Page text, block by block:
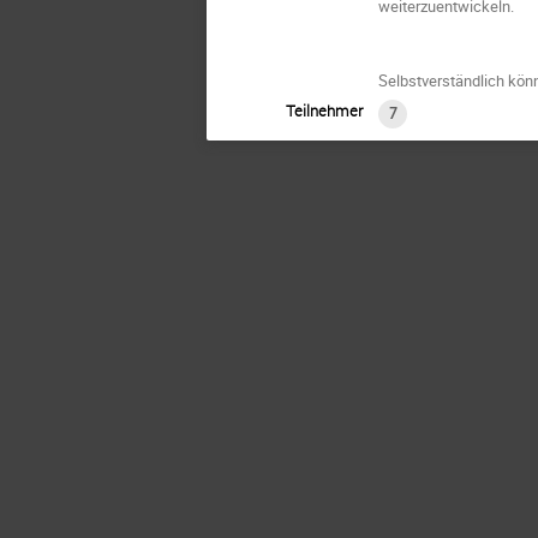
weiterzuentwickeln.
Selbstverständlich
Teilnehmer
7